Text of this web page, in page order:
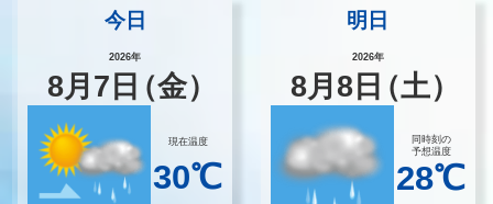
今日
2026年
8月 7 日（金）
現在温度
30℃
明日
2026年
8月8 日（土）
同時刻の
予想温度
28℃